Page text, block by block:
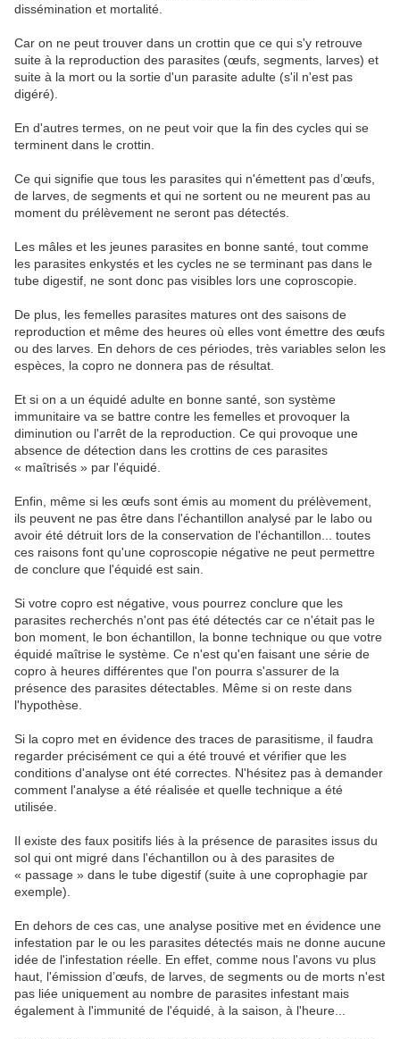
dissémination et mortalité.
Car on ne peut trouver dans un crottin que ce qui s'y retrouve
suite à la reproduction des parasites (œufs, segments, larves) et
suite à la mort ou la sortie d'un parasite adulte (s'il n'est pas
digéré).
En d'autres termes, on ne peut voir que la fin des cycles qui se
terminent dans le crottin.
Ce qui signifie que tous les parasites qui n'émettent pas d’œufs,
de larves, de segments et qui ne sortent ou ne meurent pas au
moment du prélèvement ne seront pas détectés.
Les mâles et les jeunes parasites en bonne santé, tout comme
les parasites enkystés et les cycles ne se terminant pas dans le
tube digestif, ne sont donc pas visibles lors une coproscopie.
De plus, les femelles parasites matures ont des saisons de
reproduction et même des heures où elles vont émettre des œufs
ou des larves. En dehors de ces périodes, très variables selon les
espèces, la copro ne donnera pas de résultat.
Et si on a un équidé adulte en bonne santé, son système
immunitaire va se battre contre les femelles et provoquer la
diminution ou l'arrêt de la reproduction. Ce qui provoque une
absence de détection dans les crottins de ces parasites
« maîtrisés » par l'équidé.
Enfin, même si les œufs sont émis au moment du prélèvement,
ils peuvent ne pas être dans l'échantillon analysé par le labo ou
avoir été détruit lors de la conservation de l'échantillon... toutes
ces raisons font qu'une coproscopie négative ne peut permettre
de conclure que l'équidé est sain.
Si votre copro est négative, vous pourrez conclure que les
parasites recherchés n'ont pas été détectés car ce n'était pas le
bon moment, le bon échantillon, la bonne technique ou que votre
équidé maîtrise le système. Ce n'est qu'en faisant une série de
copro à heures différentes que l'on pourra s'assurer de la
présence des parasites détectables. Même si on reste dans
l'hypothèse.
Si la copro met en évidence des traces de parasitisme, il faudra
regarder précisément ce qui a été trouvé et vérifier que les
conditions d'analyse ont été correctes. N'hésitez pas à demander
comment l'analyse a été réalisée et quelle technique a été
utilisée.
Il existe des faux positifs liés à la présence de parasites issus du
sol qui ont migré dans l'échantillon ou à des parasites de
« passage » dans le tube digestif (suite à une coprophagie par
exemple).
En dehors de ces cas, une analyse positive met en évidence une
infestation par le ou les parasites détectés mais ne donne aucune
idée de l'infestation réelle. En effet, comme nous l'avons vu plus
haut, l'émission d’œufs, de larves, de segments ou de morts n'est
pas liée uniquement au nombre de parasites infestant mais
également à l'immunité de l'équidé, à la saison, à l'heure...